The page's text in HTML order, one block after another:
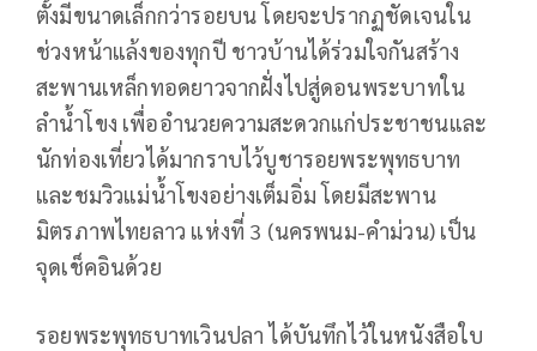
ตั้งมีขนาดเล็กกว่ารอยบน โดยจะปรากฏชัดเจนใน
ช่วงหน้าแล้งของทุกปี ชาวบ้านได้ร่วมใจกันสร้าง
สะพานเหล็กทอดยาวจากฝั่งไปสู่ดอนพระบาทใน
ลำน้ำโขง เพื่ออำนวยความสะดวกแก่ประชาชนและ
นักท่องเที่ยวได้มากราบไว้บูชารอยพระพุทธบาท
และชมวิวแม่น้ำโขงอย่างเต็มอิ่ม โดยมีสะพาน
มิตรภาพไทยลาว แห่งที่ 3 (นครพนม-คำม่วน) เป็น
จุดเช็คอินด้วย
รอยพระพุทธบาทเวินปลา ได้บันทึกไว้ในหนังสือใบ